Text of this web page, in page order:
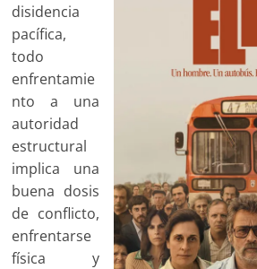
disidencia
pacífica,
todo
enfrentamie
nto a una
autoridad
estructural
implica una
buena dosis
de conflicto,
enfrentarse
física y